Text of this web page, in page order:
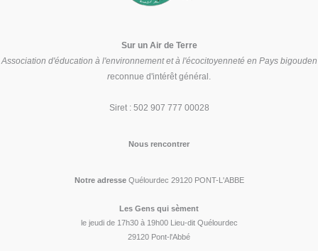
Sur un Air de Terre
Association d'éducation à l'environnement et à l'écocitoyenneté en Pays bigouden
reconnue d'intérêt général.
Siret : 502 907 777 00028
Nous rencontrer
Notre adresseQuélourdec 29120 PONT-L'ABBE
Les Gens qui sèment
le jeudi de 17h30 à 19h00 Lieu-dit Quélourdec
29120 Pont-l'Abbé